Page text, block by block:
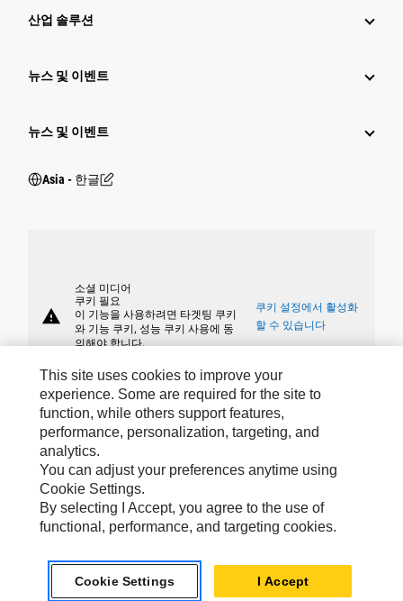
산업 솔루션
뉴스 및 이벤트
뉴스 및 이벤트
Asia - 한글
warning
소셜 미디어
쿠키 필요
이 기능을 사용하려면 타겟팅 쿠키
와 기능 쿠키, 성능 쿠키 사용에 동
의해야 합니다.
쿠키 설정에서 활성화
할 수 있습니다
Caterpillar »브랜드
Caterpillar.com
Caterpillar에 문의
내 마케팅 기본 설정
사이트 맵
This site uses cookies to improve your
experience. Some are required for the site to
function, while others support features,
performance, personalization, targeting, and
analytics.
You can adjust your preferences anytime using
Cookie Settings.
By selecting I Accept, you agree to the use of
functional, performance, and targeting cookies.
Cookie Settings I Accept